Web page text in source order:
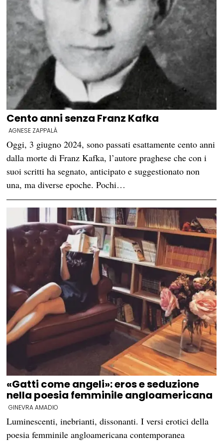
Cento anni senza Franz Kafka
AGNESE ZAPPALÀ
Oggi, 3 giugno 2024, sono passati esattamente cento anni
dalla morte di Franz Kafka, l’autore praghese che con i
suoi scritti ha segnato, anticipato e suggestionato non
una, ma diverse epoche. Pochi…
«Gatti come angeli»: eros e seduzione
nella poesia femminile angloamericana
GINEVRA AMADIO
Luminescenti, inebrianti, dissonanti. I versi erotici della
poesia femminile angloamericana contemporanea